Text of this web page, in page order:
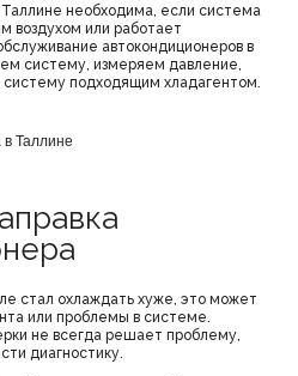
Таллине необходима, если система
воздухом или работает
автокондиционеров в
систему, измеряем давление,
систему подходящим хладагентом.
стал охлаждать хуже, это может
или проблемы в системе.
не всегда решает проблему,
диагностику.